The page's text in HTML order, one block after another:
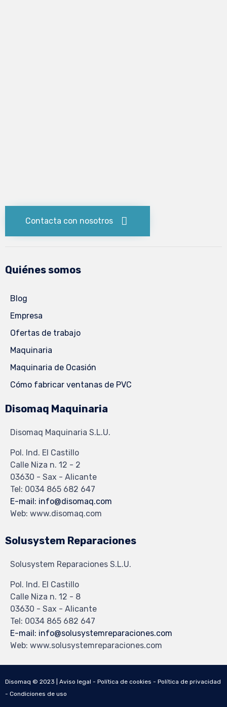
Contacta con nosotros
Quiénes somos
Blog
Empresa
Ofertas de trabajo
Maquinaria
Maquinaria de Ocasión
Cómo fabricar ventanas de PVC
Disomaq Maquinaria
Disomaq Maquinaria S.L.U.
Pol. Ind. El Castillo
Calle Niza n. 12 - 2
03630 - Sax - Alicante
Tel: 0034 865 682 647
E-mail: info@disomaq.com
Web: www.disomaq.com
Solusystem Reparaciones
Solusystem Reparaciones S.L.U.
Pol. Ind. El Castillo
Calle Niza n. 12 - 8
03630 - Sax - Alicante
Tel: 0034 865 682 647
E-mail: info@solusystemreparaciones.com
Web: www.solusystemreparaciones.com
Disomaq © 2023 | Aviso legal - Política de cookies - Política de privacidad
- Condiciones de uso